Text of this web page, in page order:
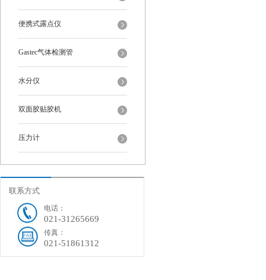
便携式露点仪
Gastec气体检测管
水分仪
双面胶贴胶机
压力计
联系方式
电话：
021-31265669
传真：
021-51861312